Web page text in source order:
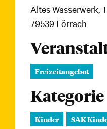
Altes Wasserwerk,
79539 Lörrach
Freizeitangebot
Kategorie
Kinder SAK